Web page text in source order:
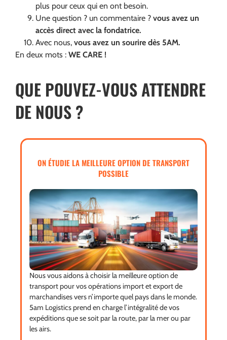
plus pour ceux qui en ont besoin.
Une question ? un commentaire ? vous avez un
accès direct avec la fondatrice.
Avec nous, vous avez un sourire dès 5AM.
En deux mots : WE CARE !
QUE POUVEZ-VOUS ATTENDRE
DE NOUS ?
ON ÉTUDIE LA MEILLEURE OPTION DE TRANSPORT
POSSIBLE
Nous vous aidons à choisir la meilleure option de
transport pour vos opérations import et export de
marchandises vers n’importe quel pays dans le monde.
5am Logistics prend en charge l’intégralité de vos
expéditions que se soit par la route, par la mer ou par
les airs.